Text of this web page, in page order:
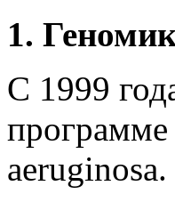
1.
С 1999
программе
aeruginosa.